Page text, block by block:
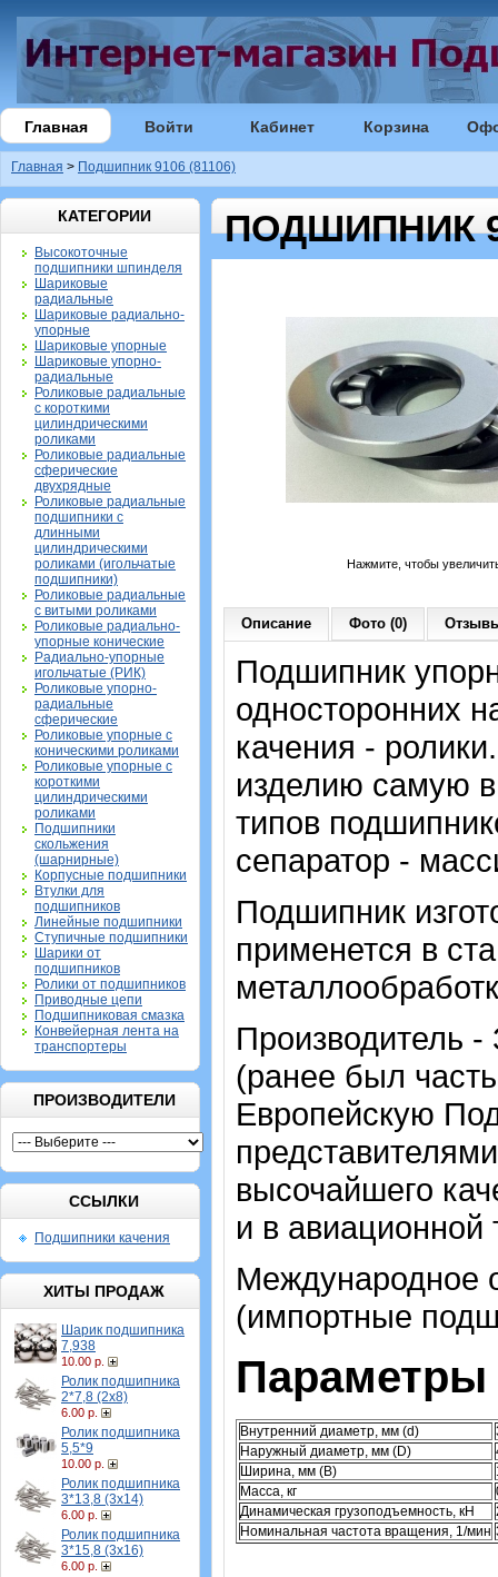
Главная Войти Кабинет Корзина
Главная > Подшипник 9106 (81106)
КАТЕГОРИИ
Высокоточные
подшипники шпинделя
Шариковые
радиальные
Шариковые радиально-
упорные
Шариковые упорные
Шариковые упорно-
радиальные
Роликовые радиальные
с короткими
цилиндрическими
роликами
Роликовые радиальные
сферические
двухрядные
Роликовые радиальные
подшипники с
длинными
цилиндрическими
роликами (игольчатые
подшипники)
Роликовые радиальные
с витыми роликами
Роликовые радиально-
упорные конические
Радиально-упорные
игольчатые (РИК)
Роликовые упорно-
радиальные
сферические
Роликовые упорные с
коническими роликами
Роликовые упорные с
короткими
цилиндрическими
роликами
Подшипники
скольжения
(шарнирные)
Корпусные подшипники
Втулки для
подшипников
Линейные подшипники
Ступичные подшипники
Шарики от
подшипников
Ролики от подшипников
Приводные цепи
Подшипниковая смазка
Конвейерная лента на
транспортеры
ПРОИЗВОДИТЕЛИ
ССЫЛКИ
Подшипники качения
ХИТЫ ПРОДАЖ
Шарик подшипника
7,938
10.00 р.
Ролик подшипника
2*7,8 (2х8)
6.00 р.
Ролик подшипника
5,5*9
10.00 р.
Ролик подшипника
3*13,8 (3х14)
6.00 р.
Ролик подшипника
3*15,8 (3х16)
6.00 р.
ПОДШИПНИК
Нажмите, чтобы
Описание Фото (0)
Подшипник
односторонних
качения -
изделию самую
типов
сепаратор -
Подшипник
применется в
Производитель
(ранее был
Европейскую
высочайшего
и в авиационной
Международное
(импортные
Параметры
Внутренний диаметр, мм (d)
Наружный диаметр, мм (D)
Ширина, мм (B)
Масса, кг
Динамическая грузоподъемность, кН
Номинальная частота вращения, 1/мин